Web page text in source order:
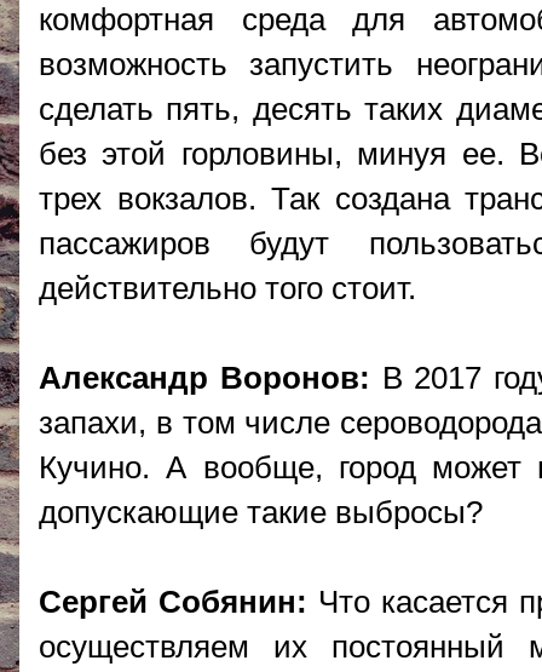
комфортная среда для
возможность запустить
сделать пять, десять таких
без этой горловины, минуя ее.
трех вокзалов. Так создана
пассажиров будут
действительно того стоит.
Александр Воронов: В 2017
запахи, в том числе
Кучино. А вообще, город может
допускающие такие выбросы?
Сергей Собянин: Что касается
осуществляем их постоянный